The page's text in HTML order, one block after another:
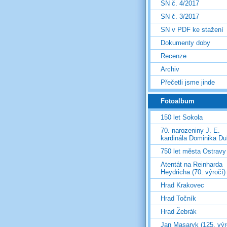
SN č. 4/2017
SN č. 3/2017
SN v PDF ke stažení
Dokumenty doby
Recenze
Archiv
Přečetli jsme jinde
Fotoalbum
150 let Sokola
70. narozeniny J. E.
kardinála Dominika
750 let města Ostravy
Atentát na Reinharda
Heydricha (70. výročí)
Hrad Krakovec
Hrad Točník
Hrad Žebrák
Jan Masaryk (125.